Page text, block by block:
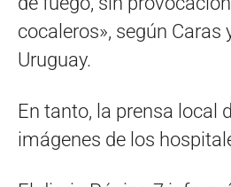
cocaleros», según Caras
Uruguay.
En tanto, la prensa local
imágenes de los